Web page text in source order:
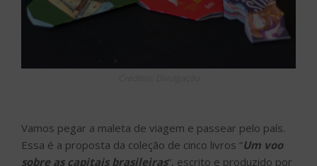
Vamos pegar a maleta de viagem e passear pelo país.
Essa é a proposta da coleção de cinco livros “Um voo
sobre as capitais brasileiras“, escrito e produzido por